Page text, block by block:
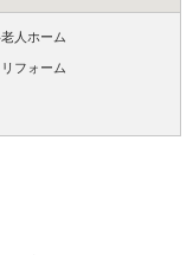
人ホーム
フォーム